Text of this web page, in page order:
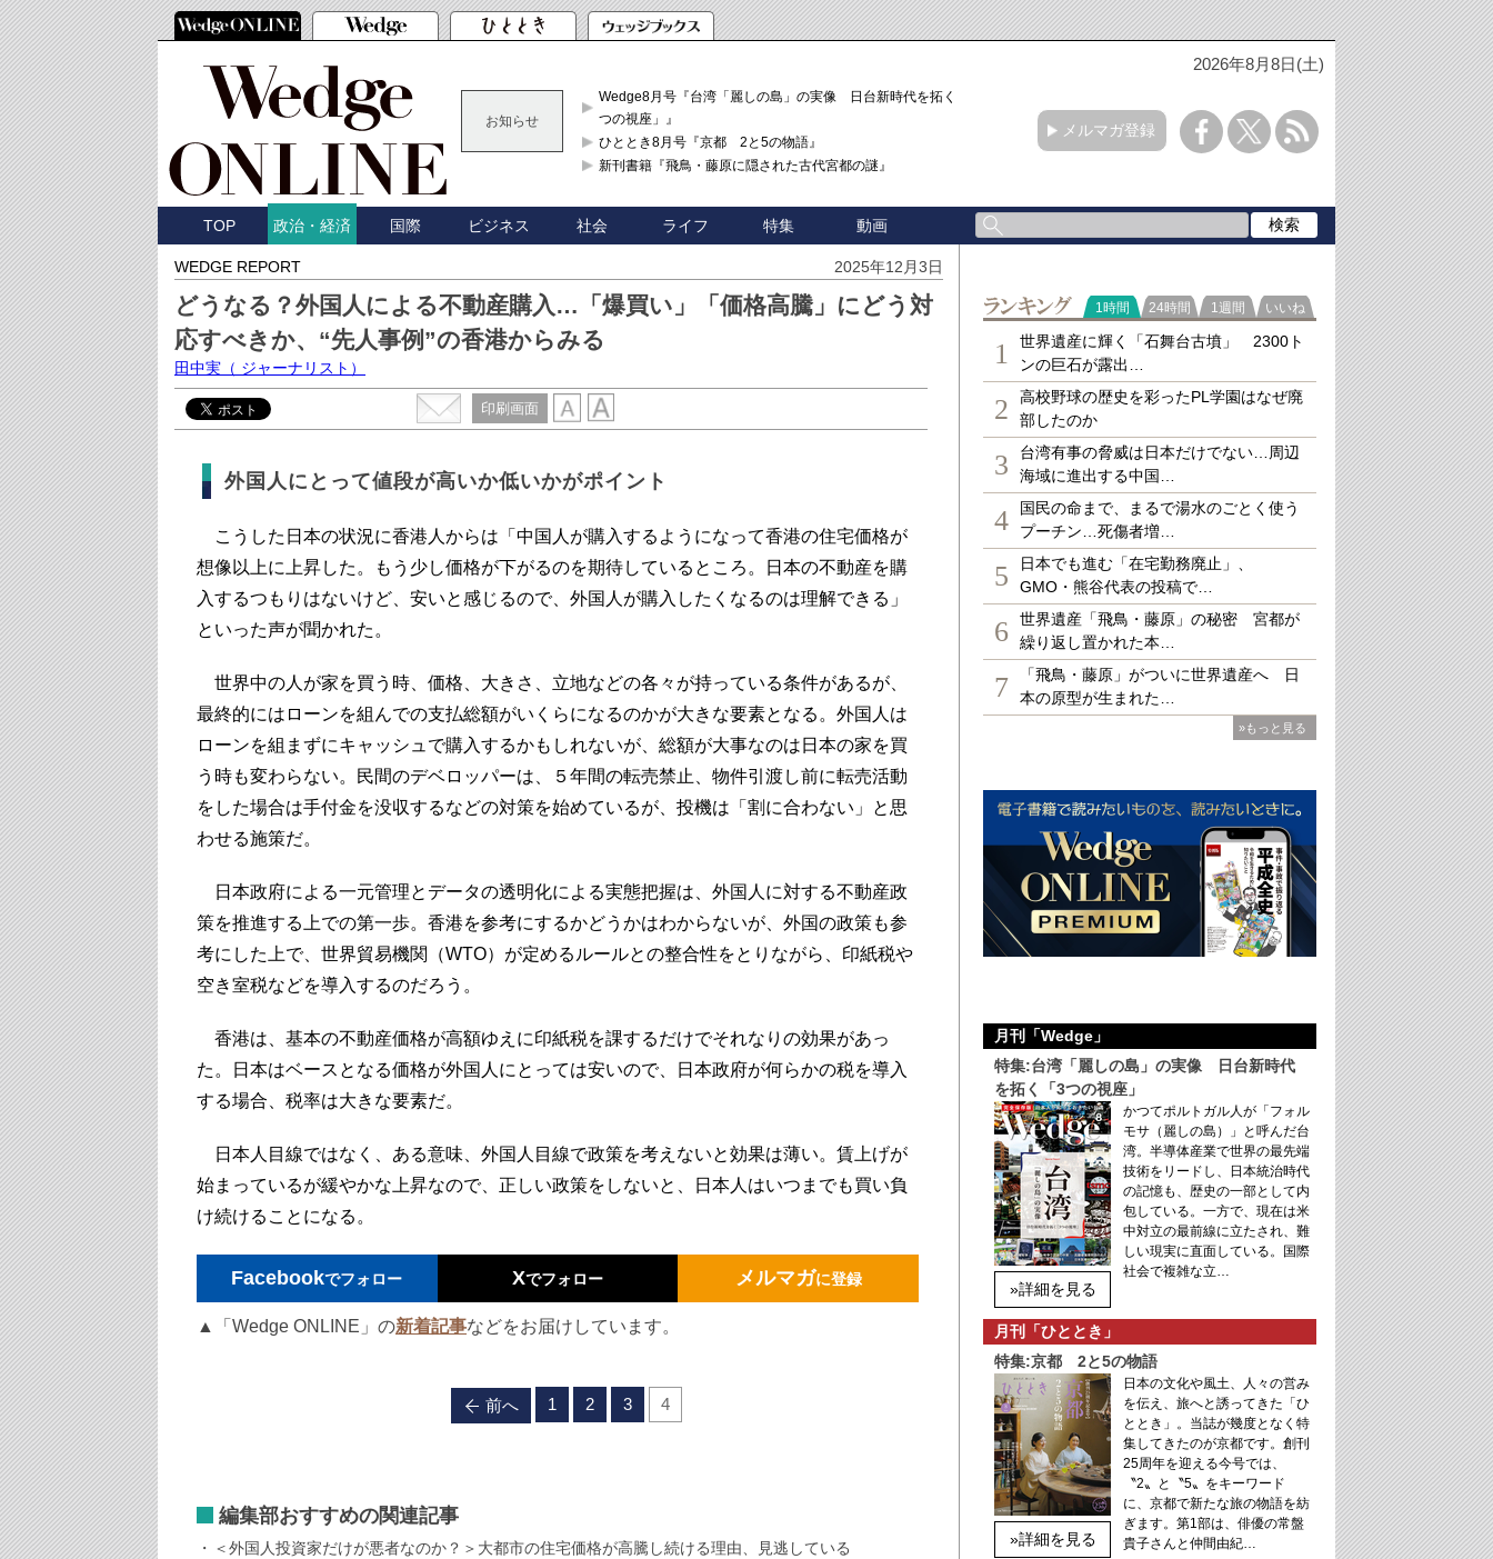
2026年8月8日(土)
お知らせ
Wedge8月号『台湾「麗しの島」の実像 日台新時代を拓く「3
つの視座」』
ひととき8月号『京都 2と5の物語』
新刊書籍『飛鳥・藤原に隠された古代宮都の謎』
メルマガ登録
TOP 政治・経済 国際 ビジネス 社会 ライフ 特集 動画
WEDGE REPORT 2025年12月3日
どうなる？外国人による不動産購入…「爆買い」「価格高騰」にどう対
応すべきか、“先人事例”の香港からみる
田中実 （ ジャーナリスト）
印刷画面
外国人にとって値段が高いか低いかがポイント
こうした日本の状況に香港人からは「中国人が購入するようになって香港の住宅価格が
想像以上に上昇した。もう少し価格が下がるのを期待しているところ。日本の不動産を購
入するつもりはないけど、安いと感じるので、外国人が購入したくなるのは理解できる」
といった声が聞かれた。
世界中の人が家を買う時、価格、大きさ、立地などの各々が持っている条件があるが、
最終的にはローンを組んでの支払総額がいくらになるのかが大きな要素となる。外国人は
ローンを組まずにキャッシュで購入するかもしれないが、総額が大事なのは日本の家を買
う時も変わらない。民間のデベロッパーは、５年間の転売禁止、物件引渡し前に転売活動
をした場合は手付金を没収するなどの対策を始めているが、投機は「割に合わない」と思
わせる施策だ。
日本政府による一元管理とデータの透明化による実態把握は、外国人に対する不動産政
策を推進する上での第一歩。香港を参考にするかどうかはわからないが、外国の政策も参
考にした上で、世界貿易機関（WTO）が定めるルールとの整合性をとりながら、印紙税や
空き室税などを導入するのだろう。
香港は、基本の不動産価格が高額ゆえに印紙税を課するだけでそれなりの効果があっ
た。日本はベースとなる価格が外国人にとっては安いので、日本政府が何らかの税を導入
する場合、税率は大きな要素だ。
日本人目線ではなく、ある意味、外国人目線で政策を考えないと効果は薄い。賃上げが
始まっているが緩やかな上昇なので、正しい政策をしないと、日本人はいつまでも買い負
け続けることになる。
Facebookでフォロー Xでフォロー メルマガに登録
▲「Wedge ONLINE」の新着記事などをお届けしています。
前へ 1 2 3 4
編集部おすすめの関連記事
＜外国人投資家だけが悪者なのか？＞大都市の住宅価格が高騰し続ける理由、見逃している
ランキング
1時間 24時間 1週間 いいね
1
世界遺産に輝く「石舞台古墳」 2300ト
ンの巨石が露出…
2
高校野球の歴史を彩ったPL学園はなぜ廃
部したのか
3
台湾有事の脅威は日本だけでない…周辺
海域に進出する中国…
4
国民の命まで、まるで湯水のごとく使う
プーチン…死傷者増…
5
日本でも進む「在宅勤務廃止」、
GMO・熊谷代表の投稿で…
6
世界遺産「飛鳥・藤原」の秘密 宮都が
繰り返し置かれた本…
7
「飛鳥・藤原」がついに世界遺産へ 日
本の原型が生まれた…
»もっと見る
月刊「Wedge」
特集:台湾「麗しの島」の実像 日台新時代
を拓く「3つの視座」
»詳細を見る
かつてポルトガル人が「フォル
モサ（麗しの島）」と呼んだ台
湾。半導体産業で世界の最先端
技術をリードし、日本統治時代
の記憶も、歴史の一部として内
包している。一方で、現在は米
中対立の最前線に立たされ、難
しい現実に直面している。国際
社会で複雑な立…
月刊「ひととき」
特集:京都 2と5の物語
»詳細を見る
日本の文化や風土、人々の営み
を伝え、旅へと誘ってきた「ひ
ととき」。当誌が幾度となく特
集してきたのが京都です。創刊
25周年を迎える今号では、
〝2〟と〝5〟をキーワード
に、京都で新たな旅の物語を紡
ぎます。第1部は、俳優の常盤
貴子さんと仲間由紀…